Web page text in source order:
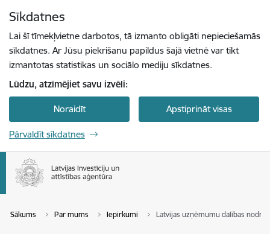
Sīkdatnes
Lai šī tīmekļvietne darbotos, tā izmanto obligāti nepieciešamās
sīkdatnes. Ar Jūsu piekrišanu papildus šajā vietnē var tikt
izmantotas statistikas un sociālo mediju sīkdatnes.
Lūdzu, atzīmējiet savu izvēli:
Noraidīt Apstiprināt visas
Pārvaldīt sīkdatnes
Sākums Par mums Iepirkumi Latvijas uzņēmumu dalības